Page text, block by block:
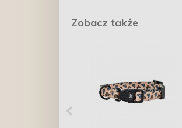
Zobacz także